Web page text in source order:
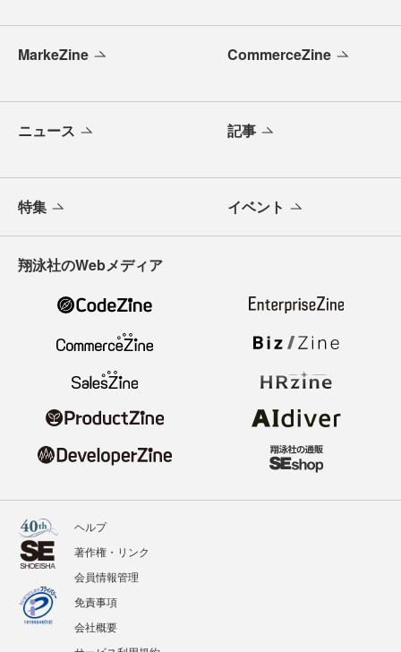
MarkeZine CommerceZine
ニュース 記事
特集 イベント
翔泳社のWebメディア
ヘルプ
著作権・リンク
会員情報管理
免責事項
会社概要